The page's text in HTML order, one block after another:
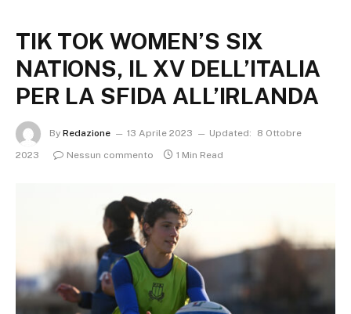
TIK TOK WOMEN’S SIX
NATIONS, IL XV DELL’ITALIA
PER LA SFIDA ALL’IRLANDA
By Redazione 13 Aprile 2023 Updated:
8 Ottobre
2023
Nessun commento 1 Min Read